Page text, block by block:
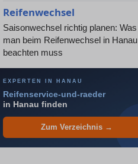
Reifenwechsel
Saisonwechsel richtig planen: Was
man beim Reifenwechsel in Hanau
beachten muss
EXPERTEN IN HANAU
Reifenservice-und-raeder
in Hanau finden
Zum Verzeichnis →